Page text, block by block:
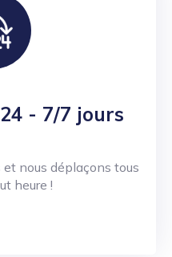
- 7/7 jours
nous déplaçons tous
heure !